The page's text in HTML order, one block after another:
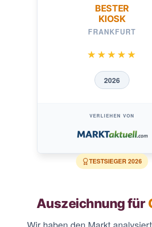
BESTER
KIOSK
FRANKFURT
★★★★★
2026
VERLIEHEN VON
TESTSIEGER 2026
Auszeichnung für